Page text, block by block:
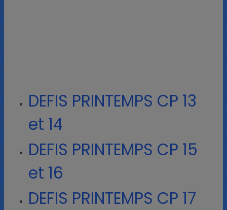
DEFIS PRINTEMPS CP 13
et 14
DEFIS PRINTEMPS CP 15
et 16
DEFIS PRINTEMPS CP 17